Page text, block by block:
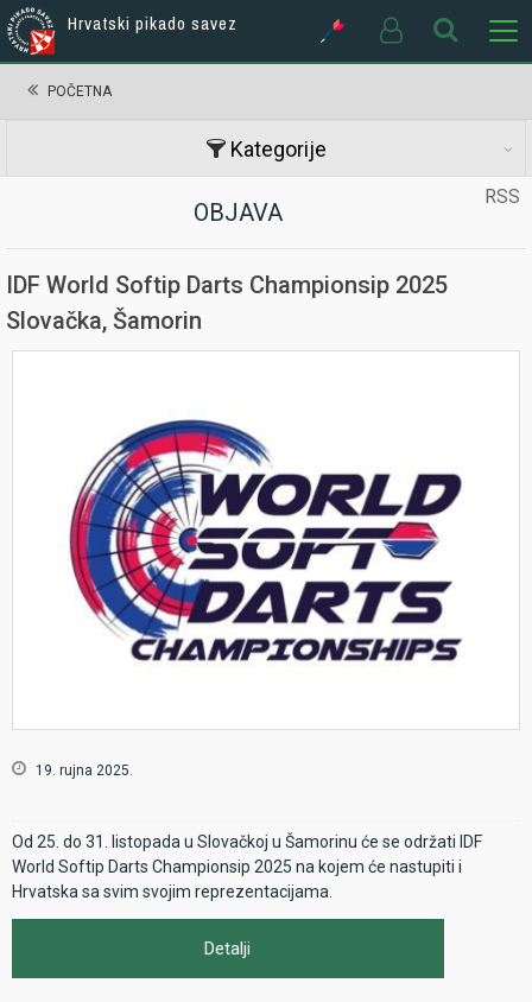
Hrvatski pikado savez
POČETNA
Kategorije
RSS
OBJAVA
IDF World Softip Darts Championsip 2025
Slovačka, Šamorin
19. rujna 2025.
Od 25. do 31. listopada u Slovačkoj u Šamorinu će se održati IDF
World Softip Darts Championsip 2025 na kojem će nastupiti i
Hrvatska sa svim svojim reprezentacijama.
Detalji